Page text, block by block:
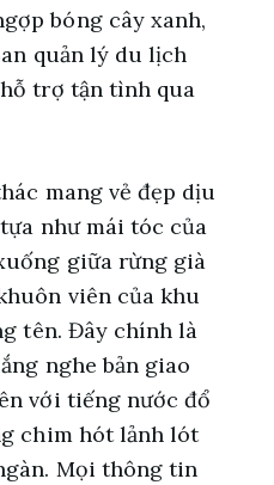
bóng cây xanh,
quản lý du lịch
trợ tận tình qua
mang vẻ đẹp dịu
như mái tóc của
giữa rừng già
viên của khu
tên. Đây chính là
nghe bản giao
với tiếng nước đổ
chim hót lảnh lót
Mọi thông tin